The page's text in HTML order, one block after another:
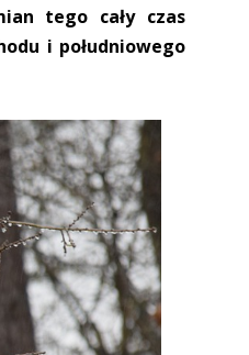
tego cały czas
i południowego